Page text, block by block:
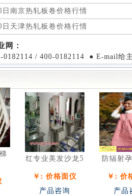
日南京热轧板卷价格行情
日天津热轧板卷价格行情
网：
0182114 / 400-0182114 ● E-mail给
红专业美发沙龙5
￥: 价格面仪
产品咨询
防辐射
￥: 价
产品